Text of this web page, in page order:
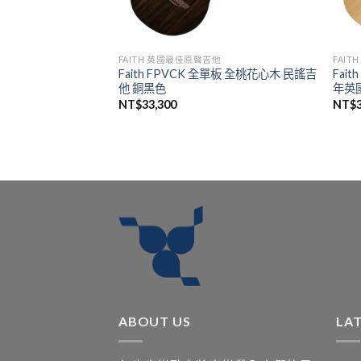
FAITH 英國最佳原聲吉他
Faith FPVCK 全單板 全桃花心木 民謠吉
他 銅黑色
NT$33,300
Faith
年英
NT$
ABOUT US